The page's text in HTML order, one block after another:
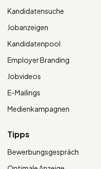
Kandidatensuche
Jobanzeigen
Kandidatenpool
Employer Branding
Jobvideos
E-Mailings
Medienkampagnen
Tipps
Bewerbungsgespräch